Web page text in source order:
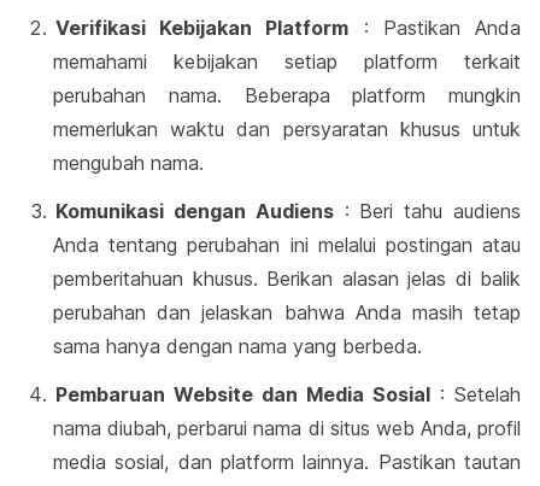
Verifikasi Kebijakan Platform : Pastikan Anda
memahami kebijakan setiap platform terkait
perubahan nama. Beberapa platform mungkin
memerlukan waktu dan persyaratan khusus untuk
mengubah nama.
Komunikasi dengan Audiens: Beri tahu audiens
Anda tentang perubahan ini melalui postingan atau
pemberitahuan khusus. Berikan alasan jelas di balik
perubahan dan jelaskan bahwa Anda masih tetap
sama hanya dengan nama yang berbeda.
Pembaruan Website dan Media Sosial : Setelah
nama diubah, perbarui nama di situs web Anda, profil
media sosial, dan platform lainnya. Pastikan tautan